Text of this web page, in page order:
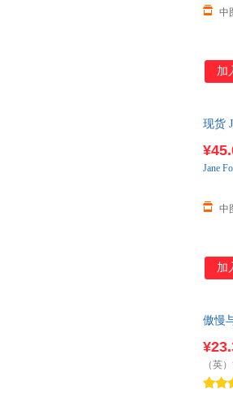
中
加
现货
中
Jane
加
傲慢
剧！
英
（英